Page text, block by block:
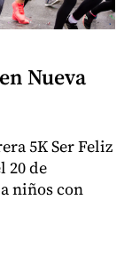
Nueva
5K Ser Feliz
20 de
niños con